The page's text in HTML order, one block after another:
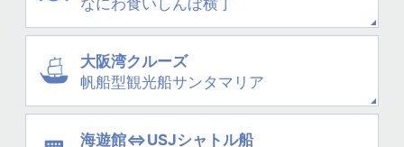
大阪湾クルーズ
帆船型観光船サンタマリア
海遊館⇔USJシャトル船